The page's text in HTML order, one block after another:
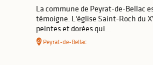
La commune de Peyrat-de-Bellac
témoigne. L'église Saint-Roch du
peintes et dorées qui...
Peyrat-de-Bellac